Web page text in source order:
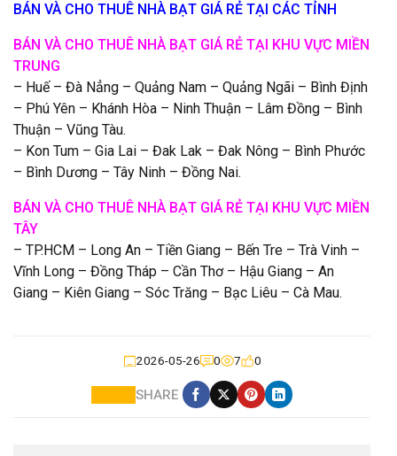
BÁN VÀ CHO THUÊ NHÀ BẠT GIÁ RẺ TẠI CÁC TỈNH
BÁN VÀ CHO THUÊ NHÀ BẠT GIÁ RẺ TẠI KHU VỰC MIỀN
TRUNG
– Huế – Đà Nẳng – Quảng Nam – Quảng Ngãi – Bình Định
– Phú Yên – Khánh Hòa – Ninh Thuận – Lâm Đồng – Bình
Thuận – Vũng Tàu.
– Kon Tum – Gia Lai – Đak Lak – Đak Nông – Bình Phước
– Bình Dương – Tây Ninh – Đồng Nai.
BÁN VÀ CHO THUÊ NHÀ BẠT GIÁ RẺ TẠI KHU VỰC MIỀN
TÂY
– TP.HCM – Long An – Tiền Giang – Bến Tre – Trà Vinh –
Vĩnh Long – Đồng Tháp – Cần Thơ – Hậu Giang – An
Giang – Kiên Giang – Sóc Trăng – Bạc Liêu – Cà Mau.
2026-05-26 0 7 0
SHARE